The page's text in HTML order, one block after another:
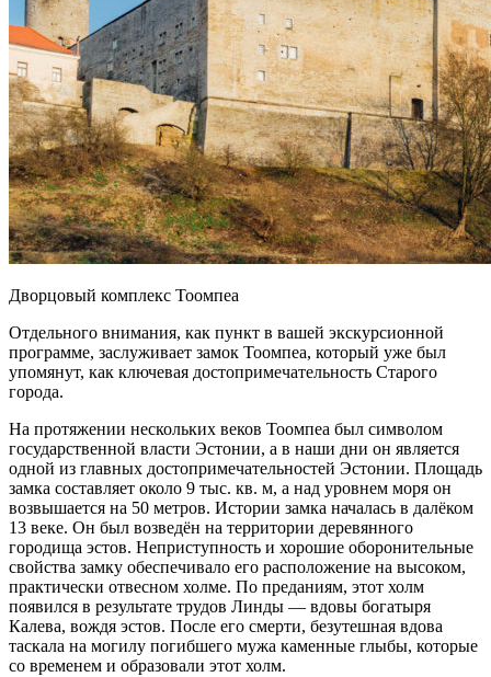
Дворцовый комплекс Тоомпеа
Отдельного внимания, как пункт в вашей экскурсионной
программе, заслуживает замок Тоомпеа, который уже был
упомянут, как ключевая достопримечательность Старого
города.
На протяжении нескольких веков Тоомпеа был символом
государственной власти Эстонии, а в наши дни он является
одной из главных достопримечательностей Эстонии. Площадь
замка составляет около 9 тыс. кв. м, а над уровнем моря он
возвышается на 50 метров. Истории замка началась в далёком
13 веке. Он был возведён на территории деревянного
городища эстов. Неприступность и хорошие оборонительные
свойства замку обеспечивало его расположение на высоком,
практически отвесном холме. По преданиям, этот холм
появился в результате трудов Линды — вдовы богатыря
Калева, вождя эстов. После его смерти, безутешная вдова
таскала на могилу погибшего мужа каменные глыбы, которые
со временем и образовали этот холм.